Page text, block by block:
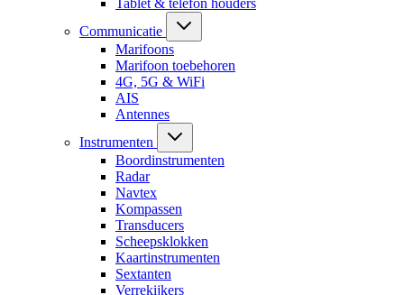
Tablet & telefon houders
Communicatie
Marifoons
Marifoon toebehoren
4G, 5G & WiFi
AIS
Antennes
Instrumenten
Boordinstrumenten
Radar
Navtex
Kompassen
Transducers
Scheepsklokken
Kaartinstrumenten
Sextanten
Verrekijkers